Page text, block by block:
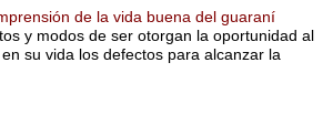
de la vida buena del guaraní
y modos de ser otorgan la oportunidad al
su vida los defectos para alcanzar la